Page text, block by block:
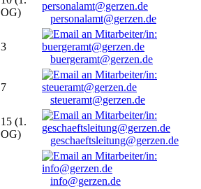
OG)
personalamt@gerzen.de
3
buergeramt@gerzen.de
7
steueramt@gerzen.de
15 (1.
OG)
geschaeftsleitung@gerzen.de
info@gerzen.de